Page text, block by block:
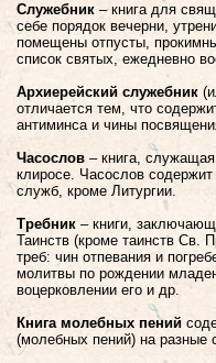
Служебник– книга для
себе порядок вечерни,
помещены отпусты,
список святых, ежедневно
Архиерейский служебник
отличается тем, что
антиминса и чины
Часослов– книга, служащая
клиросе. Часослов
служб, кроме Литургии.
Требник– книги,
Таинств (кроме таинств Св.
треб: чин отпевания и
молитвы по рождении
воцерковлении его и др.
Книга молебных пений
(молебных пений) на разные